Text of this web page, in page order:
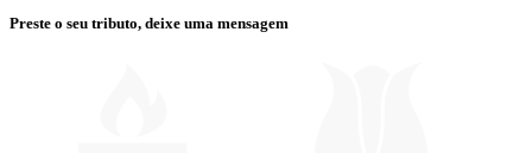
Preste o seu tributo, deixe uma mensagem